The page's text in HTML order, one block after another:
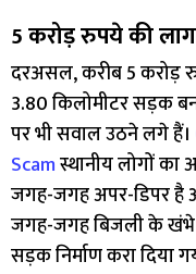
5 करोड़ रुपये की
दरअसल, करीब 5 करोड़
3.80 किलोमीटर सड़क
पर भी सवाल उठने लगे हैं।
Scamस्थानीय लोगों
जगह-जगह अपर-डिपर है
जगह-जगह बिजली के खंभे
सड़क निर्माण करा दिया